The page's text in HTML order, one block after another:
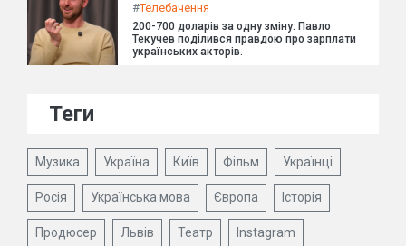
#Телебачення
200-700 доларів за одну зміну: Павло
Текучев поділився правдою про зарплати
українських акторів.
Теги
Музика Україна Київ Фільм Українці
Росія Українська мова Європа Історія
Продюсер Львів Театр Instagram